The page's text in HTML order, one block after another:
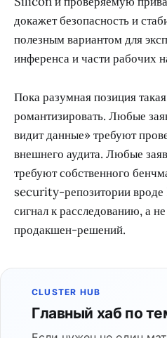
докажет безопасность и
полезным вариантом для
инференса и части рабочих
Пока разумная позиция
романтизировать. Любые
видит данные» требуют
внешнего аудита. Любые
требуют собственного
security-репозитории вроде
сигнал к расследованию, а
продакшен-решений.
CLUSTER HUB
Главный хаб по